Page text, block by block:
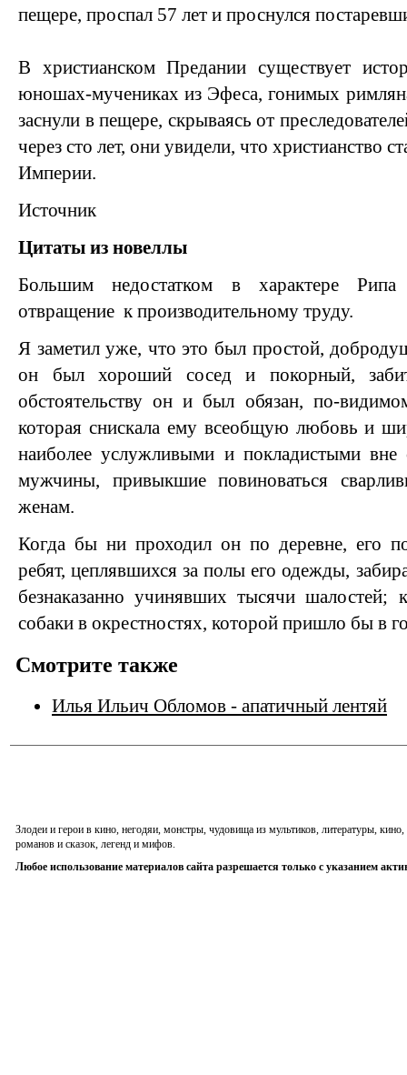
пещере, проспал 57 лет и проснулся
В христианском Предании существует
юношах-мучениках из Эфеса, гонимых
заснули в пещере, скрываясь от
через сто лет, они увидели, что христианство
Империи.
Источник
Цитаты из новеллы
Большим недостатком в характере
отвращение к производительному труду.
Я заметил уже, что это был простой,
он был хороший сосед и покорный,
обстоятельству он и был обязан, по-
которая снискала ему всеобщую любовь и
наиболее услужливыми и покладистыми вне
мужчины, привыкшие повиноваться
женам.
Когда бы ни проходил он по деревне, его
ребят, цеплявшихся за полы его одежды,
безнаказанно учинявших тысячи шалостей;
собаки в окрестностях, которой пришло бы в
Смотрите также
Илья Ильич Обломов - апатичный лентяй
Злодеи и герои в кино, негодяи, монстры, чудовища из мультиков, литературы,
романов и сказок, легенд и мифов.
Любое использование материалов сайта разрешается только с указанием